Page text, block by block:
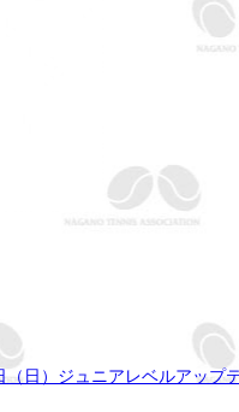
（日）ジュニアレベルアップ